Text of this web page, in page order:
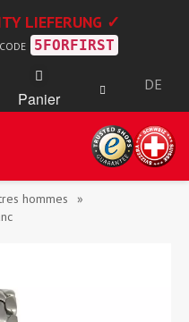
LIEFERUNG ✓
5FORFIRST
Panier
DE
hommes